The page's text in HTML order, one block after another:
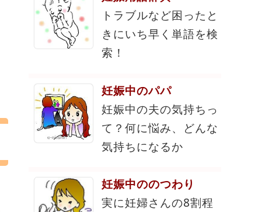
トラブルなど困ったと
きにいち早く単語を検
索！
妊娠中のパパ
妊娠中の夫の気持ちっ
て？何に悩み、どんな
気持ちになるか
妊娠中ののつわり
実に妊婦さんの8割程